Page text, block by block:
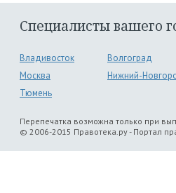
Специалисты вашего
Владивосток
Волгоград
Москва
Нижний-
Тюмень
Перепечатка возможна только при
© 2006-2015 Правотека.ру - Портал